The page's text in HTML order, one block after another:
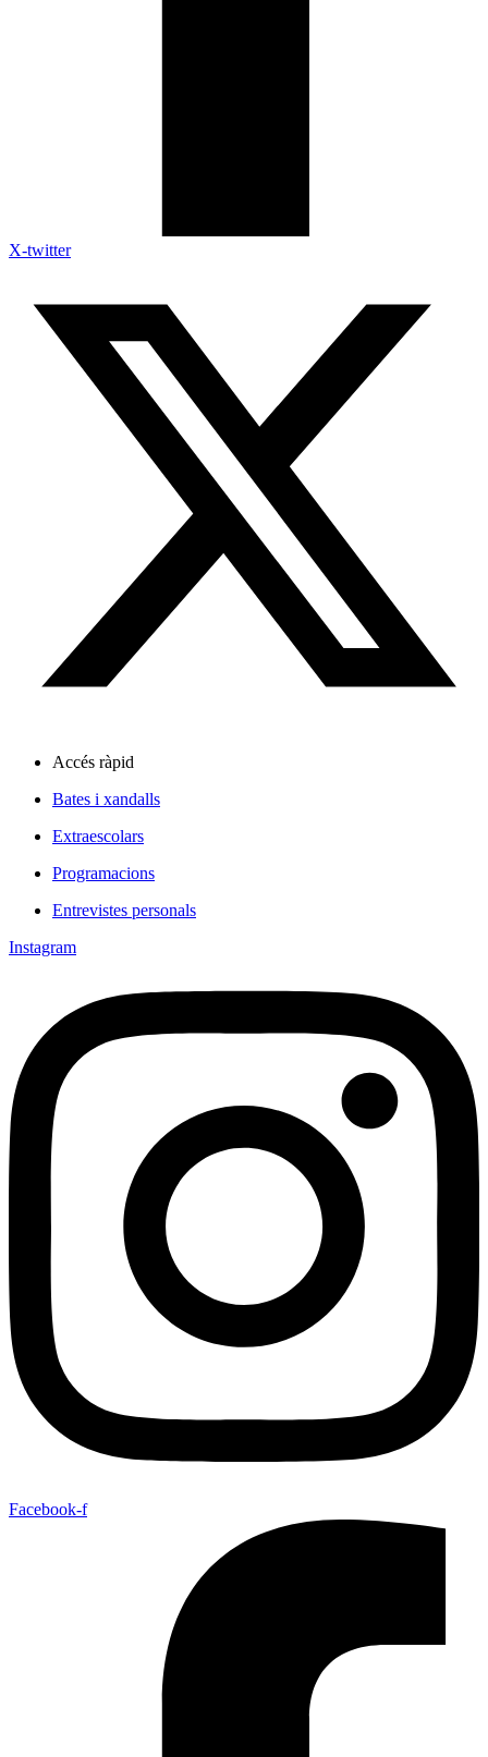
X-twitter
Accés ràpid
Bates i xandalls
Extraescolars
Programacions
Entrevistes personals
Instagram
Facebook-f